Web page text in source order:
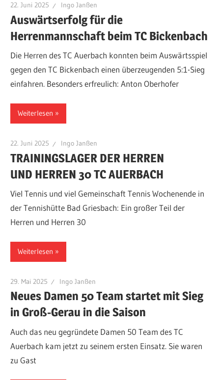
22. Juni 2025 Ingo Janßen
Auswärtserfolg für die
Herrenmannschaft beim TC Bickenbach
Die Herren des TC Auerbach konnten beim Auswärtsspiel
gegen den TC Bickenbach einen überzeugenden 5:1-Sieg
einfahren. Besonders erfreulich: Anton Oberhofer
Weiterlesen
22. Juni 2025 Ingo Janßen
TRAININGSLAGER DER HERREN
UND HERREN 30 TC AUERBACH
Viel Tennis und viel Gemeinschaft Tennis Wochenende in
der Tennishütte Bad Griesbach: Ein großer Teil der
Herren und Herren 30
Weiterlesen
29. Mai 2025 Ingo Janßen
Neues Damen 50 Team startet mit Sieg
in Groß-Gerau in die Saison
Auch das neu gegründete Damen 50 Team des TC
Auerbach kam jetzt zu seinem ersten Einsatz. Sie waren
zu Gast